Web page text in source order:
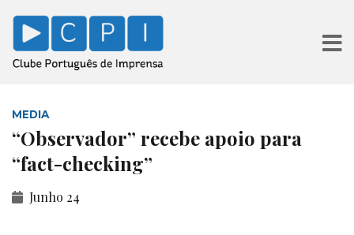
MEDIA
“Observador” recebe apoio para
“fact-checking”
Junho 24